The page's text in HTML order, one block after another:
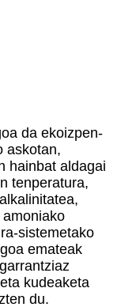
da ekoizpen-
askotan,
hainbat aldagai
tenperatura,
sistemetako
emateak
kudeaketa
du.